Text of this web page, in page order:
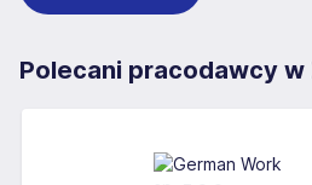
Polecani pracodawcy w